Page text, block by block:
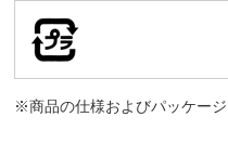
商品の仕様およびパッケー